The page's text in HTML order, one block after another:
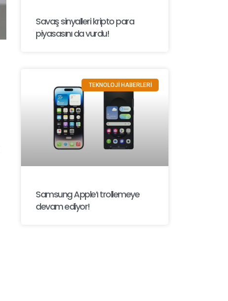
Savaş sinyalleri kripto para
piyasasını da vurdu!
TEKNOLOJİ HABERLERİ
Samsung Apple’ı trollemeye
devam ediyor!